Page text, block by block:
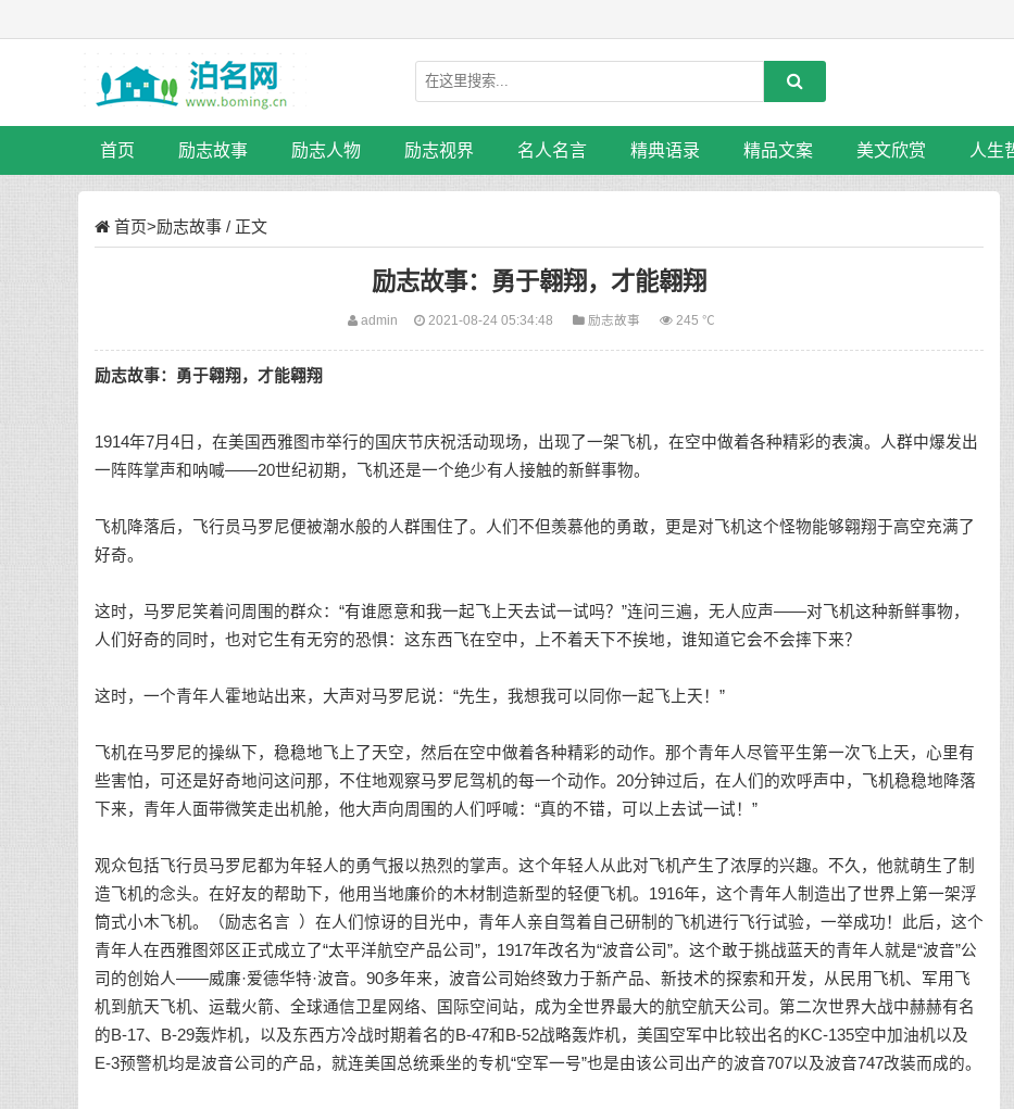
首页 励志故事 励志人物 励志视界 名人名言 精典语录 精品文案 美文欣赏 人生
首页>励志故事 / 正文
励志故事：勇于翱翔，才能翱翔
admin 2021-08-24 05:34:48 励志故事 245 ℃
励志故事：勇于翱翔，才能翱翔
1914年7月4日，在美国西雅图市举行的 国庆节庆祝活动现场，出现了一架飞机，在空中做着各种精彩的表演。人群中爆发出
一阵阵掌声和呐喊——20世纪初期，飞机还是一个绝少有人接触的新鲜事物。
飞机降落后，飞行员马罗尼便被潮水般的人群围住了。人们不但羡慕他的勇敢，更是对飞机这个怪物能够翱翔于高空充满了
好奇。
这时，马罗尼笑着问周围的群众：“有谁愿意和我一起飞上天去试一试吗？”连问三遍，无人应声——对飞机这种新鲜事物，
人们好奇的同时，也对它生有无穷的恐惧：这东西飞在空中，上不着天下不挨地，谁知道它会不会摔下来？
这时，一个青年人霍地站出来，大声对马罗尼说：“先生，我想我可以同你一起飞上天！”
飞机在马罗尼的操纵下，稳稳地飞上了天空，然后在空中做着各种精彩的动作。那个青年人尽管平生第一次飞上天，心里有
些害怕，可还是好奇地问这问那，不住地观察马罗尼驾机的每一个动作。20分钟过后，在人们的欢呼声中，飞机稳稳地降落
下来，青年人面带微笑走出机舱，他大声向周围的人们呼喊：“真的不错，可以上去试一试！”
观众包括飞行员马罗尼都为年轻人的勇气报以热烈的掌声。这个年轻人从此对飞机产生了浓厚的兴趣。不久，他就萌生了制
造飞机的念头。在好友的帮助下，他用当地廉价的木材制造新型的轻便飞机。1916年，这个青年人制造出了世界上第一架浮
筒式小木飞机。（励志名言 ）在人们惊讶的目光中，青年人亲自驾着自己研制的飞机进行飞行试验，一举成功！此后，这个
青年人在西雅图郊区正式成立了“太平洋航空产品公司”，1917年改名为“波音公司”。这个敢于挑战蓝天的青年人就是“波音”公
司的创始人——威廉·爱德华特·波音。90多年来，波音公司始终致力于新产品、新技术的探索和开发，从民用飞机、军用飞
机到航天飞机、运载火箭、全球通信卫星网络、国际空间站，成为全世界最大的航空航天公司。第二次世界大战中赫赫有名
的B-17、B-29轰炸机，以及东西方冷战时期着名的B-47和B-52战略轰炸机，美国空军中比较出名的KC-135空中加油机以及
E-3预警机均是波音公司的产品，就连美国总统乘坐的专机“空军一号”也是由该公司出产的波音707以及波音747改装而成的。